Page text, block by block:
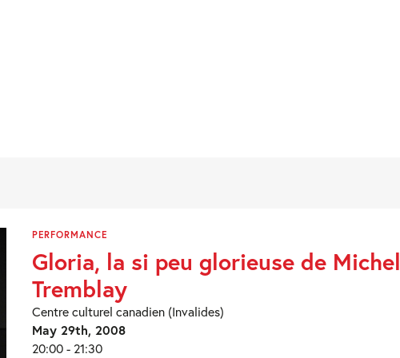
PERFORMANCE
Gloria, la si peu glorieuse de Michel
Tremblay
Centre culturel canadien (Invalides)
May 29th, 2008
20:00 - 21:30